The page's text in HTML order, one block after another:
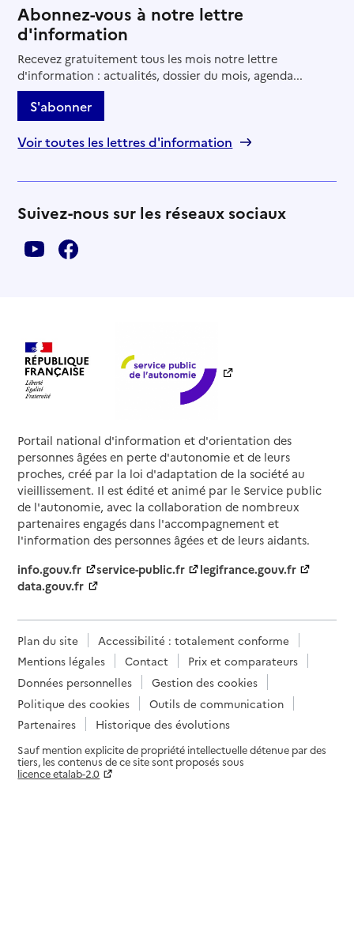
Abonnez-vous à notre lettre
d'information
Recevez gratuitement tous les mois notre lettre
d'information : actualités, dossier du mois, agenda...
S'abonner
Voir toutes les lettres d'information
Suivez-nous sur les réseaux sociaux
Portail national d'information et d'orientation des
personnes âgées en perte d'autonomie et de leurs
proches, créé par la loi d'adaptation de la société au
vieillissement. Il est édité et animé par le Service public
de l'autonomie, avec la collaboration de nombreux
partenaires engagés dans l'accompagnement et
l'information des personnes âgées et de leurs aidants.
info.gouv.fr
service-public.fr
legifrance.gouv.fr
data.gouv.fr
Plan du site
Accessibilité : totalement conforme
Mentions légales
Contact
Prix et comparateurs
Données personnelles
Gestion des cookies
Politique des cookies
Outils de communication
Partenaires
Historique des évolutions
Sauf mention explicite de propriété intellectuelle détenue par des
tiers, les contenus de ce site sont proposés sous
licence etalab-2.0